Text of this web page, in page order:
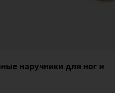
наручники для ног и